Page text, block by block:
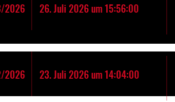
2026 26. Juli 2026 um 15:56:00
2026 23. Juli 2026 um 14:04:00